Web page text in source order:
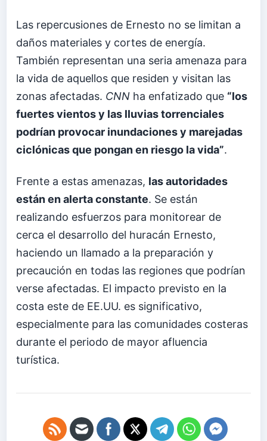
Las repercusiones de Ernesto no se limitan a
daños materiales y cortes de energía.
También representan una seria amenaza para
la vida de aquellos que residen y visitan las
zonas afectadas. CNN ha enfatizado que “los
fuertes vientos y las lluvias torrenciales
podrían provocar inundaciones y marejadas
ciclónicas que pongan en riesgo la vida”.
Frente a estas amenazas, las autoridades
están en alerta constante. Se están
realizando esfuerzos para monitorear de
cerca el desarrollo del huracán Ernesto,
haciendo un llamado a la preparación y
precaución en todas las regiones que podrían
verse afectadas. El impacto previsto en la
costa este de EE.UU. es significativo,
especialmente para las comunidades costeras
durante el periodo de mayor afluencia
turística.